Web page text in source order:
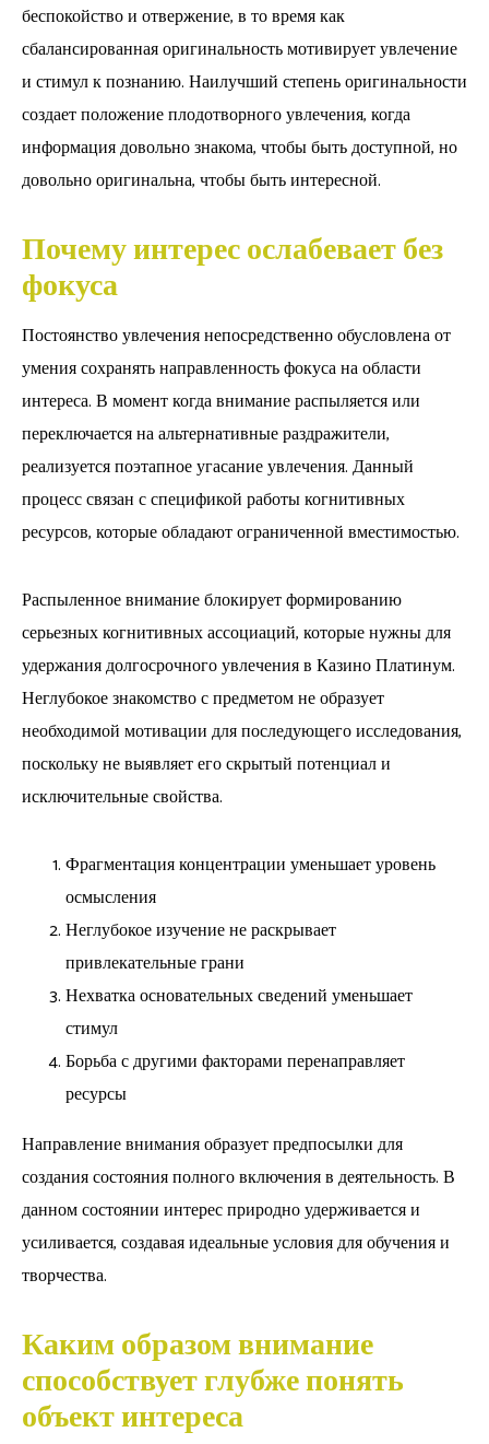
беспокойство и отвержение, в то время как
сбалансированная оригинальность мотивирует увлечение
и стимул к познанию. Наилучший степень оригинальности
создает положение плодотворного увлечения, когда
информация довольно знакома, чтобы быть доступной, но
довольно оригинальна, чтобы быть интересной.
Почему интерес ослабевает без
фокуса
Постоянство увлечения непосредственно обусловлена от
умения сохранять направленность фокуса на области
интереса. В момент когда внимание распыляется или
переключается на альтернативные раздражители,
реализуется поэтапное угасание увлечения. Данный
процесс связан с спецификой работы когнитивных
ресурсов, которые обладают ограниченной вместимостью.
Распыленное внимание блокирует формированию
серьезных когнитивных ассоциаций, которые нужны для
удержания долгосрочного увлечения в Казино Платинум.
Неглубокое знакомство с предметом не образует
необходимой мотивации для последующего исследования,
поскольку не выявляет его скрытый потенциал и
исключительные свойства.
Фрагментация концентрации уменьшает уровень
осмысления
Неглубокое изучение не раскрывает
привлекательные грани
Нехватка основательных сведений уменьшает
стимул
Борьба с другими факторами перенаправляет
ресурсы
Направление внимания образует предпосылки для
создания состояния полного включения в деятельность. В
данном состоянии интерес природно удерживается и
усиливается, создавая идеальные условия для обучения и
творчества.
Каким образом внимание
способствует глубже понять
объект интереса